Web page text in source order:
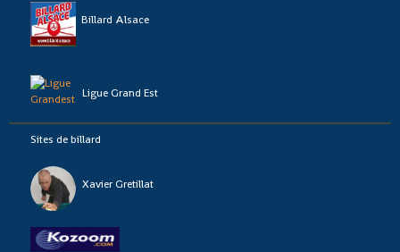
Billard Alsace
Ligue Grand Est
Sites de billard
Xavier Gretillat